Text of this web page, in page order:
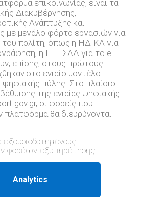
επικοινωνίας, είναι τα
Διακυβέρνησης,
Ανάπτυξης και
με μεγάλο φόρτο εργασιών για
του πολίτη, όπως η ΗΔΙΚΑ για
η ΓΓΠΣΔΔ για το e-
επίσης, στους πρώτους
στο ενιαίο μοντέλο
ψηφιακής πύλης. Στο πλαίσιο
της ενιαίας ψηφιακής
oι φορείς που
πλατφόρμα θα διευρύνονται
φορέων εξυπηρέτησης